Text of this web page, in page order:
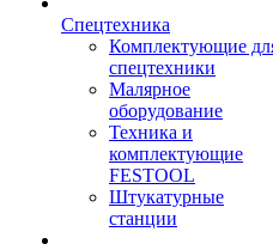
Спецтехника
Комплектующие
спецтехники
Малярное
оборудование
Техника и
комплектующие
FESTOOL
Штукатурные
станции